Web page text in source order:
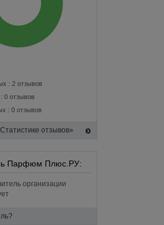
: 2 отзывов
0 отзывов
: 0 отзывов
отзывов»
Парфюм Плюс.РУ:
организации